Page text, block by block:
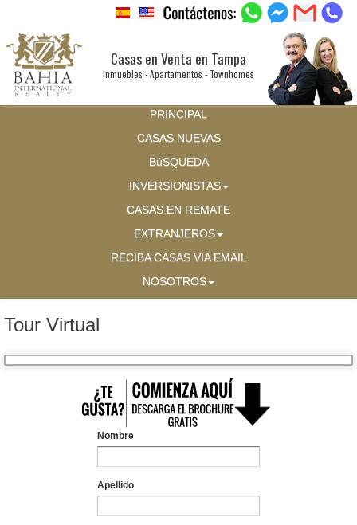
Casas en Venta en Tampa
Inmuebles - Apartamentos - Townhomes
PRINCIPAL
CASAS NUEVAS
BúSQUEDA
INVERSIONISTAS
CASAS EN REMATE
EXTRANJEROS
RECIBA CASAS VIA EMAIL
NOSOTROS
Tour Virtual
Nombre
Apellido